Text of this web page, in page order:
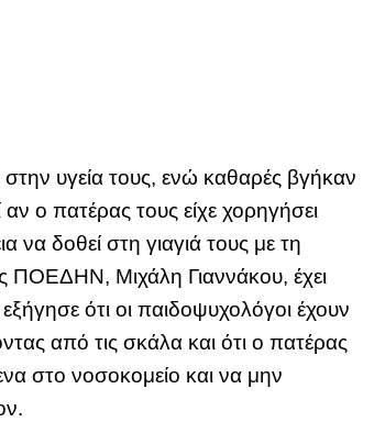
στην υγεία τους, ενώ καθαρές βγήκαν
αν ο πατέρας τους είχε χορηγήσει
να δοθεί στη γιαγιά τους με τη
ΠΟΕΔΗΝ, Μιχάλη Γιαννάκου, έχει
ότι οι παιδοψυχολόγοι έχουν
από τις σκάλα και ότι ο πατέρας
στο νοσοκομείο και να μην